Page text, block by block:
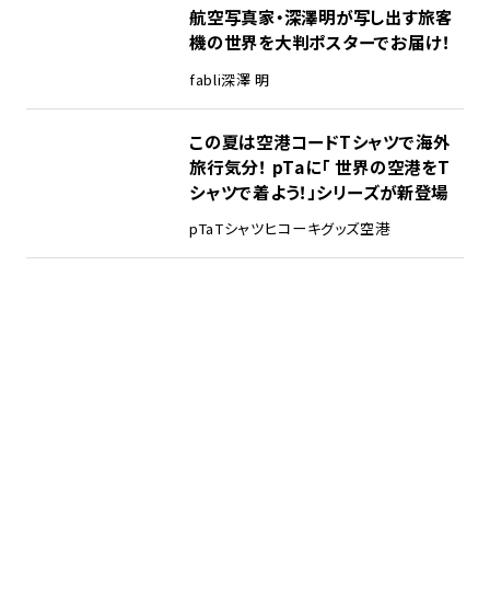
航空写真家・深澤明が写し出す旅客
機の世界を大判ポスターでお届け！
fabli深澤 明
この夏は空港コードTシャツで海外
旅行気分！ pTaに「 世界の空港をT
シャツで着よう！」シリーズが新登場
pTaTシャツヒコーキグッズ空港